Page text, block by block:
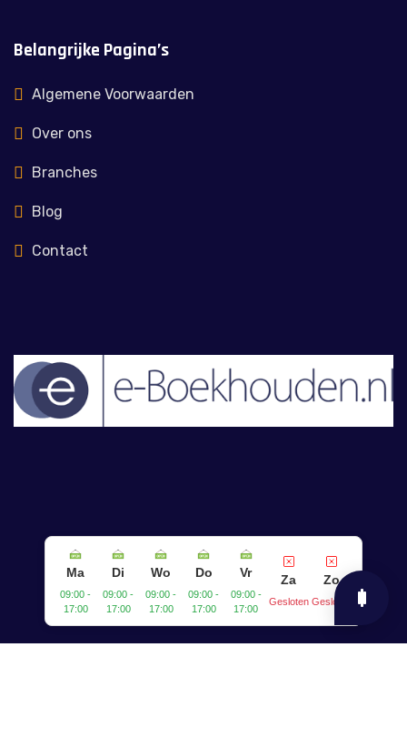
Belangrijke Pagina’s
Algemene Voorwaarden
Over ons
Branches
Blog
Contact
Ma
09:00 -
17:00
Di
09:00 -
17:00
Wo
09:00 -
17:00
Do
09:00 -
17:00
Vr
09:00 -
17:00
Za
Gesloten
Zo
Gesloten